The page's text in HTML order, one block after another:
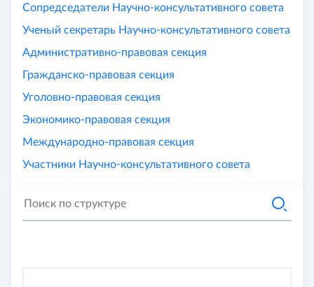
Сопредседатели Научно-консультативного совета
Ученый секретарь Научно-консультативного совета
Административно-правовая секция
Гражданско-правовая секция
Уголовно-правовая секция
Экономико-правовая секция
Международно-правовая секция
Участники Научно-консультативного совета